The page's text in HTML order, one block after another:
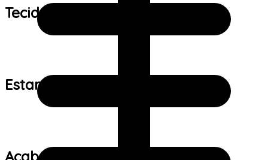
Tecido:
Estampa: